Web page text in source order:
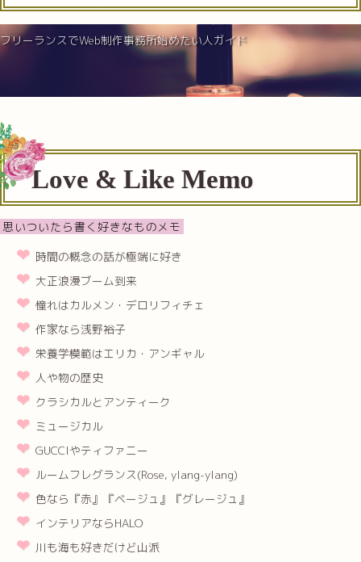
フリーランスでWeb制作事務所始めたい人ガイド
Love & Like Memo
思いついたら書く好きなものメモ
時間の概念の話が極端に好き
大正浪漫ブーム到来
憧れはカルメン・デロリフィチェ
作家なら浅野裕子
栄養学模範はエリカ・アンギャル
人や物の歴史
クラシカルとアンティーク
ミュージカル
GUCCIやティファニー
ルームフレグランス(Rose, ylang-ylang)
色なら『赤』『ベージュ』『グレージュ』
インテリアならHALO
川も海も好きだけど山派